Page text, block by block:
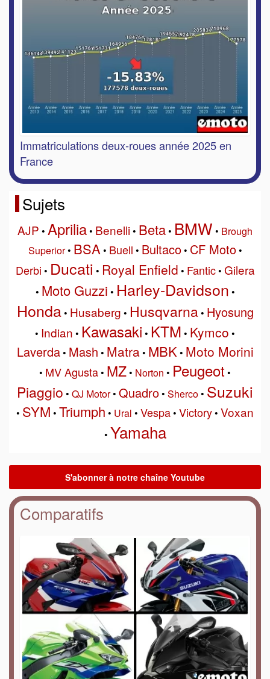
Immatriculations deux-roues année 2025 en
France
Sujets
AJP • Aprilia• Benelli• Beta• BMW • Brough
Superior• BSA• Buell • Bultaco• CF Moto•
Derbi • Ducati • Royal Enfield • Fantic• Gilera
• Moto Guzzi • Harley-Davidson •
Honda• Husaberg • Husqvarna• Hyosung
• Indian • Kawasaki • KTM • Kymco •
Laverda• Mash • Matra• MBK• Moto Morini
• MV Agusta• MZ• Norton • Peugeot •
Piaggio • QJ Motor• Quadro• Sherco• Suzuki
• SYM • Triumph • Ural • Vespa• Victory• Voxan
• Yamaha
Comparatifs